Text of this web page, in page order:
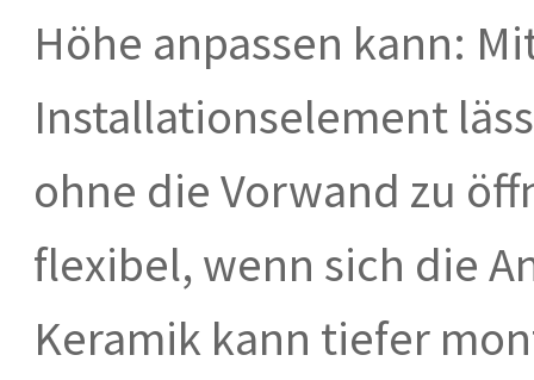
Höhe anpassen kann:
Installationselement
ohne die Vorwand zu
flexibel, wenn sich die
Keramik kann tiefer